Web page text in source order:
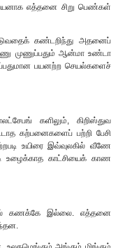
எத்தனை சிறு பெண்கள்
கண்டறிந்து அதனைப்
முணுப்பதும் ஆன்மா உண்டா
பயனற்ற செயல்களைச்
களிலும், கிறிஸ்துவ
கற்பனைகளைப் பற்றி பேசி
உயிரை இவ்வுலகில் வீணே
உழைக்காத காட்சியைக் காண
கணக்கே இல்லை. எத்தனை